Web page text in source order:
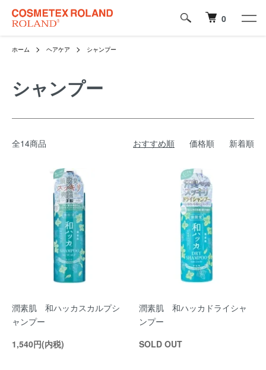
0
ホーム ヘアケア シャンプー
シャンプー
全14商品 おすすめ順 価格順 新着順
潤素肌 和ハッカスカルプシ
ャンプー
1,540円(内税)
潤素肌 和ハッカドライシャ
ンプー
SOLD OUT